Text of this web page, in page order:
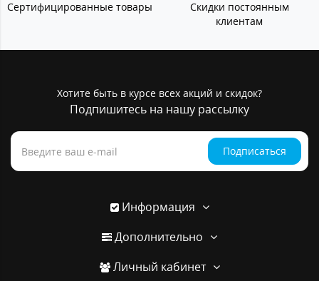
Сертифицированные товары
Скидки постоянным
клиентам
Хотите быть в курсе всех акций и скидок?
Подпишитесь на нашу рассылку
Подписаться
Информация
Дополнительно
Личный кабинет